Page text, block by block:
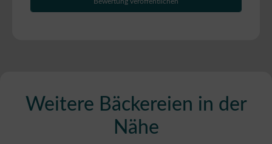
Weitere Bäckereien in der
Nähe